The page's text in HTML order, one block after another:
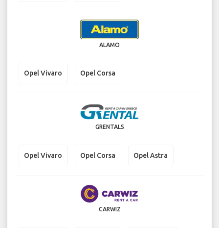
ALAMO
Opel Vivaro Opel Corsa
GRENTALS
Opel Vivaro Opel Corsa Opel Astra
CARWIZ